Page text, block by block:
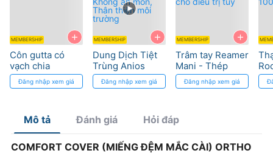
+
MEMBERSHIP
Côn gutta có
vạch chia
Diadent
Đăng nhập xem giá
+
MEMBERSHIP
Dung Dịch Tiệt
Trùng Anios
Clean Excel D -
Không ăn mòn,
Đăng nhập xem giá
+
MEMBERSHIP
Trâm tay Reamer
Mani - Thép
Hard Fiber cho
điều trị tủy
Đăng nhập xem giá
Mô tả Đánh giá Hỏi đáp
COMFORT COVER (MIẾNG ĐỆM MẮC CÀI) ORTHO